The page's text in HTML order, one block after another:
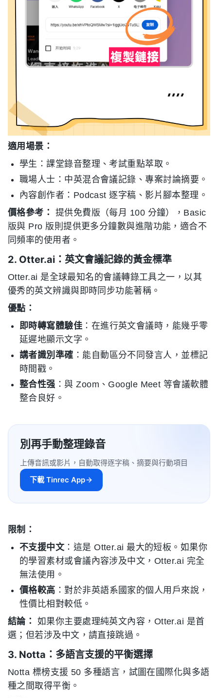
適用場景：
學生：課堂錄音整理、考試重點萃取。
職場人士：中英混合會議記錄、專案討論摘要。
內容創作者：Podcast 逐字稿、影片腳本整理。
價格參考：
提供免費版（每月 100 分鐘），Basic
版與 Pro 版則提供更多分鐘數與進階功能，適合不
同頻率的使用者。
2. Otter.ai：英文會議記錄的黃金標準
Otter.ai 是全球最知名的會議轉錄工具之一，以其
優秀的英文辨識與即時同步功能著稱。
優點：
即時轉寫體驗佳 ：在進行英文會議時，能幾乎零
延遲地顯示文字。
講者識別準確 ：能自動區分不同發言人，並標記
時間戳。
整合性强 ：與 Zoom、Google Meet 等會議軟體
整合良好。
別再手動整理錄音
上傳音訊或影片，自動取得逐字稿、摘要與行動項目
下載 Tinrec App
限制：
不支援中文：這是 Otter.ai 最大的短板。如果你
的學習素材或會議內容涉及中文，Otter.ai 完全
無法使用。
價格較高 ：對於非英語系國家的個人用戶來說，
性價比相對較低。
結論：
如果你主要處理純英文內容，Otter.ai 是首
選；但若涉及中文，請直接跳過。
3. Notta：多語言支援的平衡選擇
Notta 標榜支援 50 多種語言，試圖在國際化與多語
種之間取得平衡。